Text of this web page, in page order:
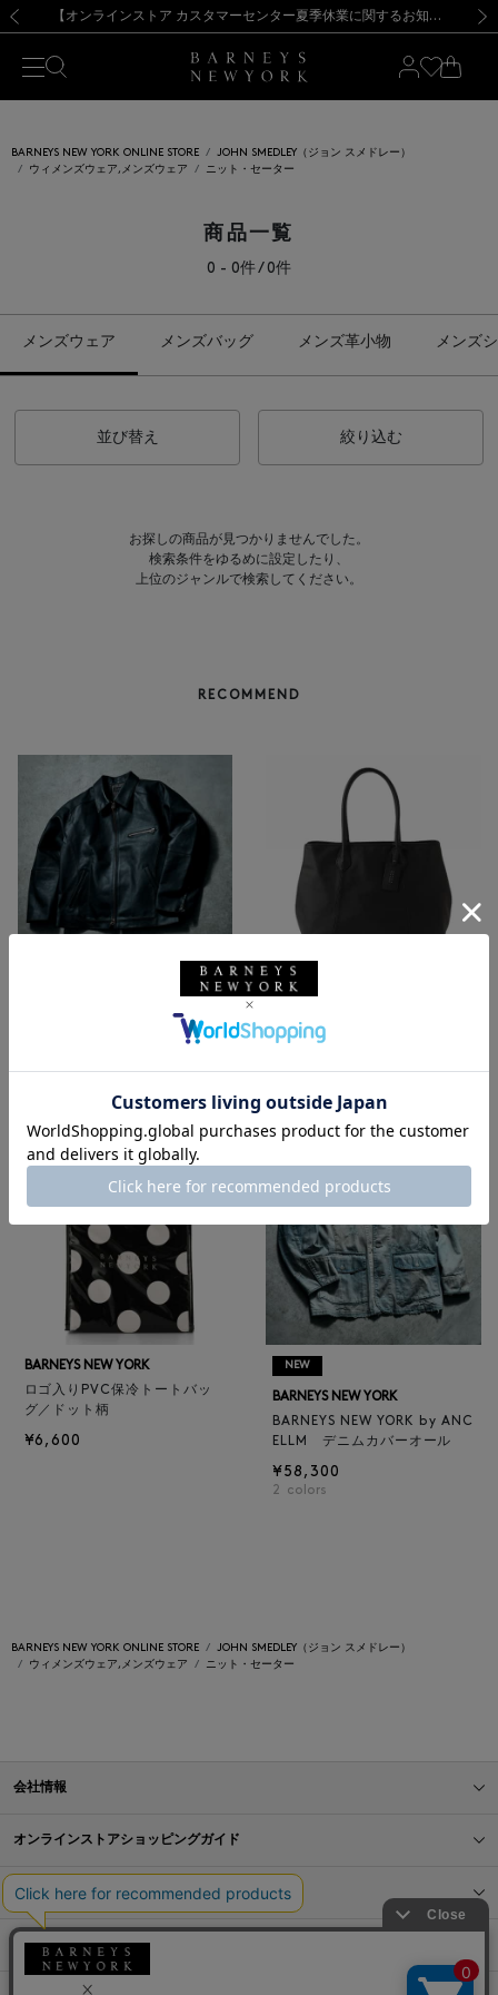
新規登録のお客様も対象！＜MY BARNEYS＞会員のお客様は11,000円（税込）以上のお買上げで常時送料無料！お買い物の際は会員登録を！
【夏季休業に伴う出荷一時停止のお知らせ】(2026.8.7) 【オンラインストア カスタマーセンター夏季休業に関するお知らせ】（2026.8.7）
【夏季休業に伴う返品・交換承り一時停止のお知らせ】（2026.8.5）
熊本県を中心とした地震の影響によるお荷物のお届けについて
【開催中】SUMMER SALEのご案内・ご注意事項 新規登録のお客様も対象！＜MY BARNEYS＞会員のお客様は11,000円（税込）以上のお買上げで常時送料無料！お買い物の際は会員登録を！
【夏季休業に伴う出荷一時停止のお知らせ】(2026.8.7)
BARNEYS NEW YORK ONLINE STORE
JOHN SMEDLEY（ジョン スメドレー）
ウィメンズウェア,メンズウェア
ニット・セーター
商品一覧
0 - 0件 / 0件
メンズウェア メンズバッグ メンズ革小物 メンズ
並び替え 絞り込む
お探しの商品が見つかりませんでした。
検索条件をゆるめに設定したり、
上位のジャンルで検索してください。
RECOMMEND
BARNEYS NEW YORK by ANC
BARNEYS NEW YORK
¥47,300
BARNEYS NEW YORK
ロゴ入りPVC保冷トートバッ
グ／ドット柄
¥6,600
NEW
BARNEYS NEW YORK
BARNEYS NEW YORK by ANC
ELLM デニムカバーオール
¥58,300
2 colors
BARNEYS NEW YORK ONLINE STORE
JOHN SMEDLEY（ジョン スメドレー）
ウィメンズウェア,メンズウェア
ニット・セーター
会社情報
オンラインストアショッピングガイド
店舗情報
サービス